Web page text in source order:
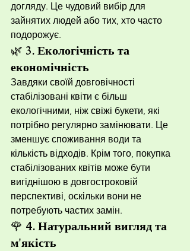
догляду. Це чудовий вибір для
зайнятих людей або тих, хто часто
подорожує.
🌿 3. Екологічність та
економічність
Завдяки своїй довговічності
стабілізовані квіти є більш
екологічними, ніж свіжі букети, які
потрібно регулярно замінювати. Це
зменшує споживання води та
кількість відходів. Крім того, покупка
стабілізованих квітів може бути
вигіднішою в довгостроковій
перспективі, оскільки вони не
потребують частих замін.
🌹 4. Натуральний вигляд та
м'якість